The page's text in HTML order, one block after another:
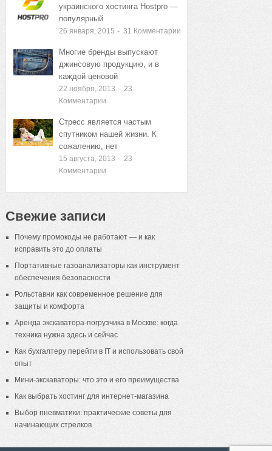
украинского хостинга Hostpro —
популярный
26 января, 2015 - 31 Комментарии
Многие бренды выпускают
джинсовую продукцию, и в
каждой ценовой
22 ноября, 2013 - 23
Комментарии
Стресс является частым
спутником нашей жизни. К
сожалению, нет
15 августа, 2013 - 23
Комментарии
Свежие записи
Почему промокоды не работают — и как
исправить это до оплаты
Портативные газоанализаторы как инструмент
обеспечения безопасности
Рольставни как современное решение для
защиты и комфорта
Аренда экскаватора-погрузчика в Москве: когда
техника нужна здесь и сейчас
Как бухгалтеру перейти в IT и использовать свой
опыт
Мини-экскаваторы: что это и его преимущества
Как выбрать хостинг для интернет-магазина
Выбор пневматики: практические советы для
начинающих стрелков